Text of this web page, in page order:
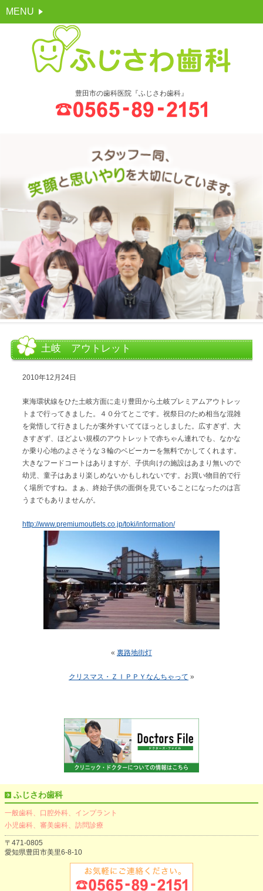
豊田市の歯科医院『ふじさわ歯科』
MENU
土岐 アウトレット
2010年12月24日
東海環状線をひた土岐方面に走り豊田から土岐プレミアムアウトレッ
トまで行ってきました。４０分てとこです。祝祭日のため相当な混雑
を覚悟して行きましたが案外すいててほっとしました。広すぎず、大
きすぎず、ほどよい規模のアウトレットで赤ちゃん連れでも、なかな
か乗り心地のよさそうな３輪のベビーカーを無料でかしてくれます。
大きなフードコートはありますが、子供向けの施設はあまり無いので
幼児、童子はあまり楽しめないかもしれないです。お買い物目的で行
く場所ですね。まぁ、終始子供の面倒を見ていることになったのは言
うまでもありませんが。
http://www.premiumoutlets.co.jp/toki/information/
« 裏路地街灯
クリスマス・ＺＩＰＰＹなんちゃって »
ふじさわ歯科
一般歯科、口腔外科、インプラント
小児歯科、審美歯科、訪問診療
〒471-0805
愛知県豊田市美里6-8-10